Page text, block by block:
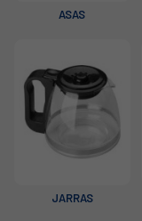
ASAS
JARRAS